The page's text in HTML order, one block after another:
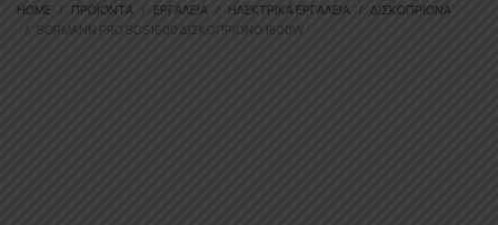
HOME ΠΡΟΪΌΝΤΑ ΕΡΓΑΛΕΊΑ ΗΛΕΚΤΡΙΚΆ ΕΡΓΑΛΕΊΑ
ΔΙΣΚΟΠΡΊΟΝΑ
BORMANN PRO BCS1600 ΔΙΣΚΟΠΡΊΟΝΟ 1600W